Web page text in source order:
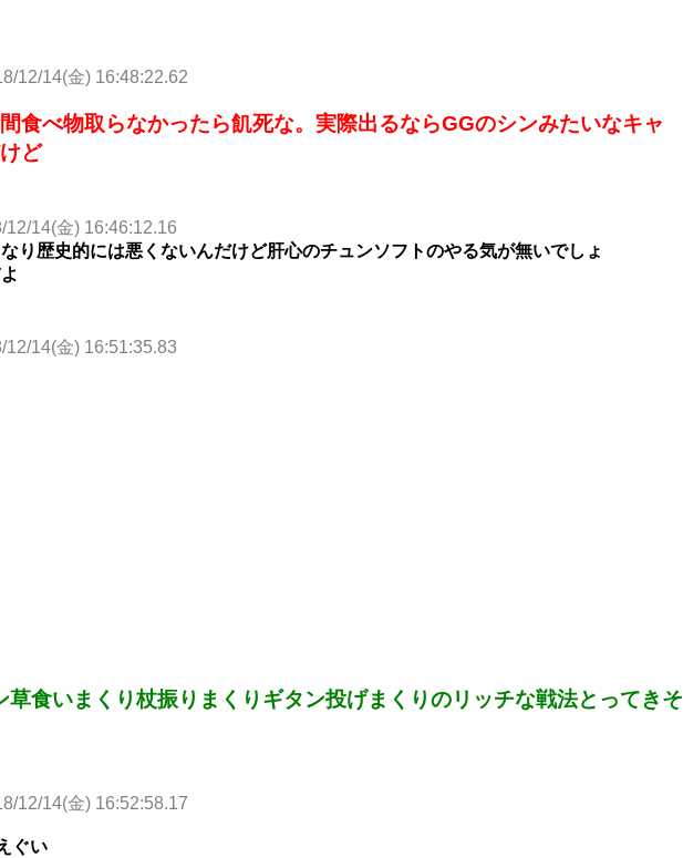
12/14(金) 16:48:22.62
食べ物取らなかったら飢死な。実際出るならGGのシンみたいなキャ
ど
12/14(金) 16:46:12.16
り歴史的には悪くないんだけど肝心のチュンソフトのやる気が無いでしょ
12/14(金) 16:51:35.83
草食いまくり杖振りまくりギタン投げまくりのリッチな戦法とってきそ
12/14(金) 16:52:58.17
ぐい